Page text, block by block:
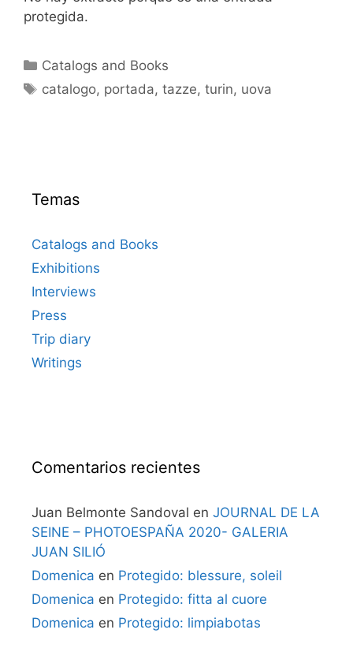
protegida.
Categorías
Catalogs and Books
Etiquetas
catalogo, portada,tazze,turin, uova
Temas
Catalogs and Books
Exhibitions
Interviews
Press
Trip diary
Writings
Comentarios recientes
Juan Belmonte Sandoval en JOURNAL DE LA
SEINE – PHOTOESPAÑA 2020- GALERIA
JUAN SILIÓ
Domenica en Protegido: blessure, soleil
Domenica en Protegido: fitta al cuore
Domenica en Protegido: limpiabotas